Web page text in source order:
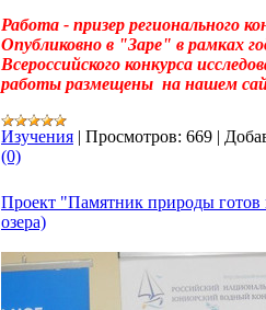
Работа - призер регионального
Опубликовно в "Заре" в рамках
Всероссийского конкурса
работы размещены на нашем
Изучения | Просмотров: 669 |
(0)
Проект "Памятник природы готов
озера)